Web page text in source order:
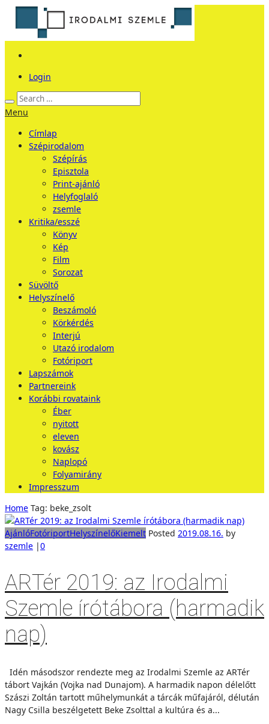
Login
Menu
Címlap
Szépirodalom
Szépírás
Episztola
Print-ajánló
Helyfoglaló
zsemle
Kritika/esszé
Könyv
Kép
Film
Sorozat
Süvöltő
Helyszínelő
Beszámoló
Körkérdés
Interjú
Utazó irodalom
Fotóriport
Lapszámok
Partnereink
Korábbi rovataink
Éber
nyitott
eleven
kovász
Naplopó
Folyamirány
Impresszum
Home Tag: beke_zsolt
AjánlóFotóriportHelyszínelőKiemelt Posted 2019.08.16. by
szemle |0
ARTér 2019: az Irodalmi
Szemle írótábora (harmadik
nap)
Idén másodszor rendezte meg az Irodalmi Szemle az ARTér
tábort Vajkán (Vojka nad Dunajom). A harmadik napon délelőtt
Szászi Zoltán tartott műhelymunkát a tárcák műfajáról, délután
Nagy Csilla beszélgetett Beke Zsolttal a kultúra és a...